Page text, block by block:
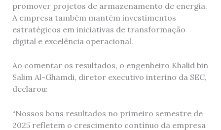
promover projetos de armazenamento de energia.
A empresa também mantém investimentos
estratégicos em iniciativas de transformação
digital e excelência operacional.
Ao comentar os resultados, o engenheiro Khalid bin
Salim Al-Ghamdi, diretor executivo interino da SEC,
declarou:
“Nossos bons resultados no primeiro semestre de
2025 refletem o crescimento contínuo da empresa